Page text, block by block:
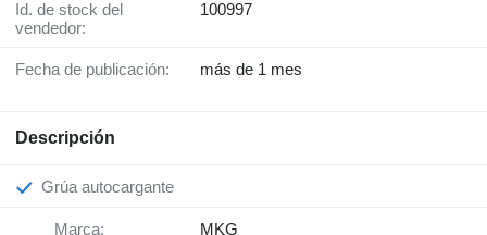
Id. de stock del
vendedor:
100997
Fecha de publicación: más de 1 mes
Descripción
Grúa autocargante
Marca: MKG